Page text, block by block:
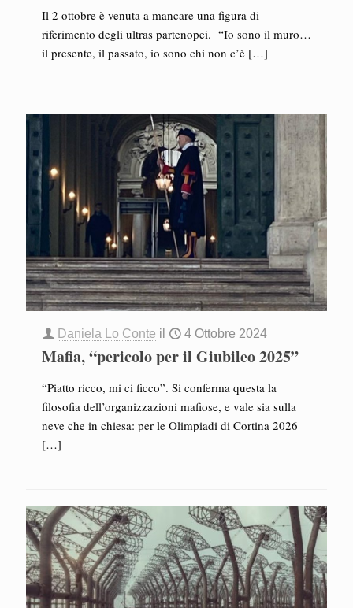
Il 2 ottobre è venuta a mancare una figura di
riferimento degli ultras partenopei. “Io sono il muro…
il presente, il passato, io sono chi non c’è […]
Daniela Lo Conte il 4 Ottobre 2024
Mafia, “pericolo per il Giubileo 2025”
“Piatto ricco, mi ci ficco”. Si conferma questa la
filosofia dell’organizzazioni mafiose, e vale sia sulla
neve che in chiesa: per le Olimpiadi di Cortina 2026
[…]